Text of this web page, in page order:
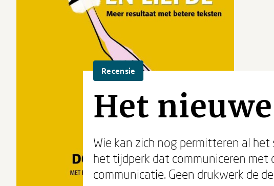
Recensie
Het
Wie kan zich nog permitteren al
het tijdperk dat communiceren
communicatie. Geen drukwerk de